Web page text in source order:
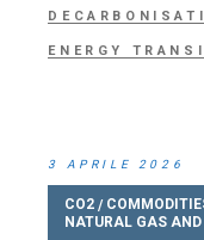
ENERGY
3 APRILE 2026
CO2 /
NATURAL GAS AND